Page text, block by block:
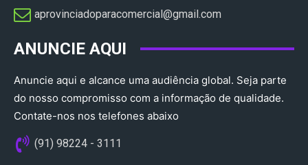
aprovinciadoparacomercial@gmail.com​
ANUNCIE AQUI
Anuncie aqui e alcance uma audiência global. Seja parte
do nosso compromisso com a informação de qualidade.
Contate-nos nos telefones abaixo
(91) 98224 - 3111